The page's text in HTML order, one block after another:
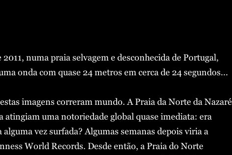
2011, numa praia selvagem e desconhecida de Portugal,
onda com quase 24 metros em cerca de 24 segundos...
imagens correram mundo. A Praia da Norte da Nazaré
atingiam uma notoriedade global quase imediata: era
vez surfada? Algumas semanas depois viria a
World Records. Desde então, a Praia do Norte